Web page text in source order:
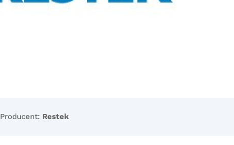
Producent: Restek